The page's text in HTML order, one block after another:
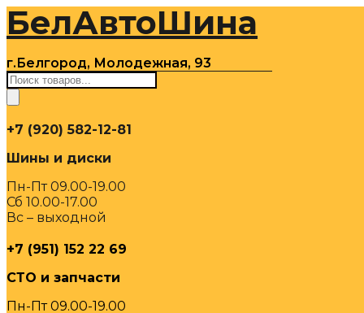
Перейти
содержимому
БелАвтоШина
г.Белгород, Молодежная, 93
Поиск
товаров
+7 (920) 582-12-81
Шины и диски
Пн-Пт 09.00-19.00
Сб 10.00-17.00
Вс – выходной
+7 (951) 152 22 69
СТО и запчасти
Пн-Пт 09.00-19.00